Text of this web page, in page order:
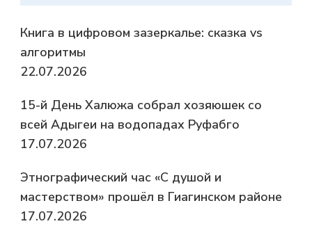
Книга в цифровом зазеркалье: сказка vs
алгоритмы
22.07.2026
15-й День Халюжа собрал хозяюшек со
всей Адыгеи на водопадах Руфабго
17.07.2026
Этнографический час «С душой и
мастерством» прошёл в Гиагинском районе
17.07.2026